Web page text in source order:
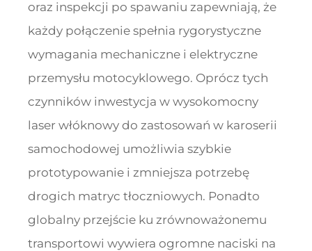
oraz inspekcji po spawaniu zapewniają, że
każdy połączenie spełnia rygorystyczne
wymagania mechaniczne i elektryczne
przemysłu motocyklowego. Oprócz tych
czynników inwestycja w wysokomocny
laser włóknowy do zastosowań w karoserii
samochodowej umożliwia szybkie
prototypowanie i zmniejsza potrzebę
drogich matryc tłoczniowych. Ponadto
globalny przejście ku zrównoważonemu
transportowi wywiera ogromne naciski na